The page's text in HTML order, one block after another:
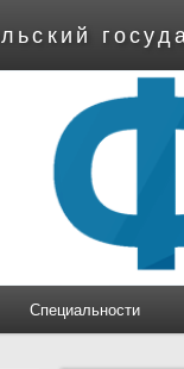
Специальности